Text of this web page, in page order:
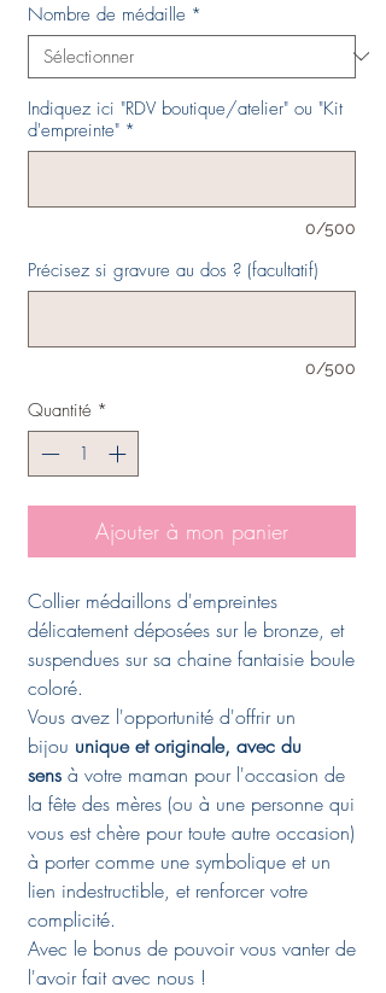
Nombre de médaille *
Indiquez ici "RDV boutique/atelier" ou "Kit
d'empreinte" *
0/500
Précisez si gravure au dos ? (facultatif)
0/500
Quantité *
Ajouter à mon panier
Collier médaillons d'empreintes
délicatement déposées sur le bronze, et
suspendues sur sa chaine fantaisie boule
coloré.
Vous avez l'opportunité d'offrir un
bijou unique et originale, avec du
sens à votre maman pour l'occasion de
la fête des mères (ou à une personne qui
vous est chère pour toute autre occasion)
à porter comme une symbolique et un
lien indestructible, et renforcer votre
complicité.
Avec le bonus de pouvoir vous vanter de
l'avoir fait avec nous !